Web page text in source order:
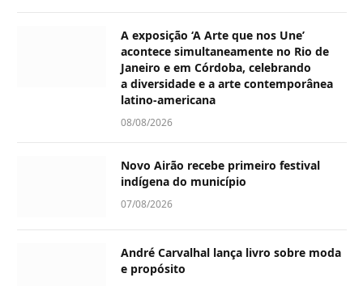
A exposição ‘A Arte que nos Une’
acontece simultaneamente no Rio de
Janeiro e em Córdoba, celebrando
a diversidade e a arte contemporânea
latino-americana
08/08/2026
Novo Airão recebe primeiro festival
indígena do município
07/08/2026
André Carvalhal lança livro sobre moda
e propósito